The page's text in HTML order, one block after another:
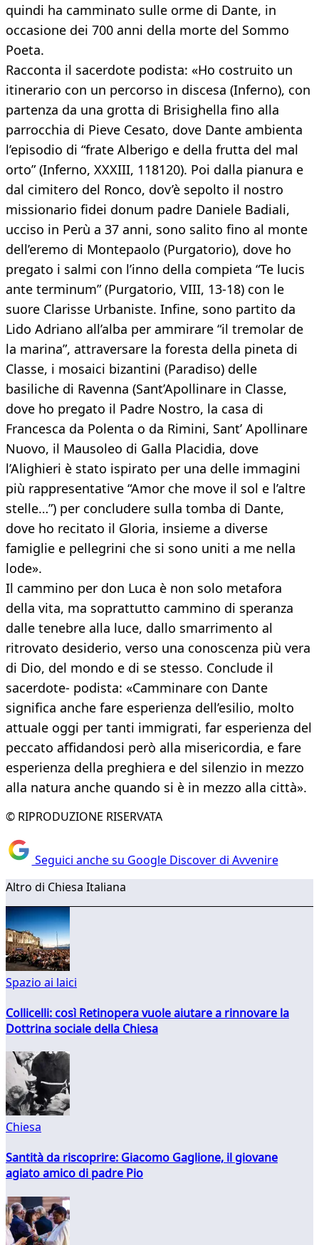
quindi ha camminato sulle orme di Dante, in
occasione dei 700 anni della morte del Sommo
Poeta.
Racconta il sacerdote podista: «Ho costruito un
itinerario con un percorso in discesa (Inferno), con
partenza da una grotta di Brisighella fino alla
parrocchia di Pieve Cesato, dove Dante ambienta
l’episodio di “frate Alberigo e della frutta del mal
orto” (Inferno, XXXIII, 118120). Poi dalla pianura e
dal cimitero del Ronco, dov’è sepolto il nostro
missionario fidei donum padre Daniele Badiali,
ucciso in Perù a 37 anni, sono salito fino al monte
dell’eremo di Montepaolo (Purgatorio), dove ho
pregato i salmi con l’inno della compieta “Te lucis
ante terminum” (Purgatorio, VIII, 13-18) con le
suore Clarisse Urbaniste. Infine, sono partito da
Lido Adriano all’alba per ammirare “il tremolar de
la marina”, attraversare la foresta della pineta di
Classe, i mosaici bizantini (Paradiso) delle
basiliche di Ravenna (Sant’Apollinare in Classe,
dove ho pregato il Padre Nostro, la casa di
Francesca da Polenta o da Rimini, Sant’ Apollinare
Nuovo, il Mausoleo di Galla Placidia, dove
l’Alighieri è stato ispirato per una delle immagini
più rappresentative “Amor che move il sol e l’altre
stelle…”) per concludere sulla tomba di Dante,
dove ho recitato il Gloria, insieme a diverse
famiglie e pellegrini che si sono uniti a me nella
lode».
Il cammino per don Luca è non solo metafora
della vita, ma soprattutto cammino di speranza
dalle tenebre alla luce, dallo smarrimento al
ritrovato desiderio, verso una conoscenza più vera
di Dio, del mondo e di se stesso. Conclude il
sacerdote- podista: «Camminare con Dante
significa anche fare esperienza dell’esilio, molto
attuale oggi per tanti immigrati, far esperienza del
peccato affidandosi però alla misericordia, e fare
esperienza della preghiera e del silenzio in mezzo
alla natura anche quando si è in mezzo alla città».
© RIPRODUZIONE RISERVATA
Seguici anche su Google Discover di Avvenire
Altro di Chiesa Italiana
Spazio ai laici
Collicelli: così Retinopera vuole aiutare a rinnovare la
Dottrina sociale della Chiesa
Chiesa
Santità da riscoprire: Giacomo Gaglione, il giovane
agiato amico di padre Pio